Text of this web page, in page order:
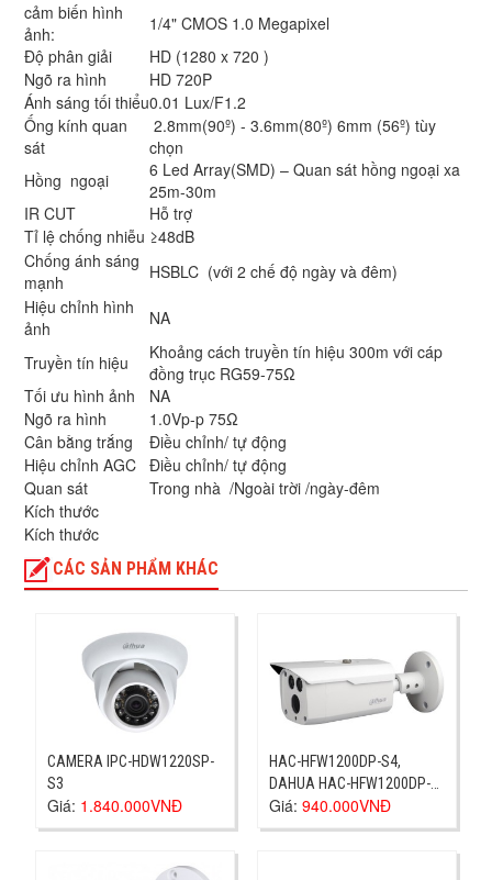
cảm biến hình
ảnh:
1/4" CMOS 1.0 Megapixel
Độ phân giải
HD (1280 x 720 )
Ngõ ra hình
HD 720P
Ánh sáng tối thiểu0.01 Lux/F1.2
Ống kính quan
sát
2.8mm(90º) - 3.6mm(80º) 6mm (56º) tùy
chọn
Hồng ngoại
6 Led Array(SMD) – Quan sát hồng ngoại xa
25m-30m
IR CUT
Hỗ trợ
Tỉ lệ chống nhiễu ≥48dB
Chống ánh sáng
mạnh
HSBLC (với 2 chế độ ngày và đêm)
Hiệu chỉnh hình
ảnh
NA
Truyền tín hiệu
Khoảng cách truyền tín hiệu 300m với cáp
đồng trục RG59-75Ω
Tối ưu hình ảnh
NA
Ngõ ra hình
1.0Vp-p 75Ω
Cân bằng trắng
Điều chỉnh/ tự động
Hiệu chỉnh AGC
Điều chỉnh/ tự động
Quan sát
Trong nhà /Ngoài trời /ngày-đêm
Kích thước
Kích thước
CÁC SẢN PHẨM KHÁC
CAMERA IPC-HDW1220SP-
S3
Giá: 1.840.000VNĐ
HAC-HFW1200DP-S4,
DAHUA HAC-HFW1200DP-
S4
Giá: 940.000VNĐ